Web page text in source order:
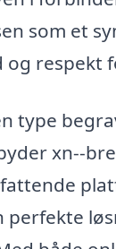
som et
respekt
type
xn--
perfekte